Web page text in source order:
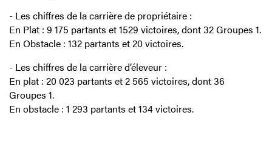
- Les chiffres de la carrière de propriétaire :
En Plat : 9 175 partants et 1529 victoires, dont 32 Groupes 1.
En Obstacle : 132 partants et 20 victoires.
- Les chiffres de la carrière d’éleveur :
En plat : 20 023 partants et 2 565 victoires, dont 36
Groupes 1.
En obstacle : 1 293 partants et 134 victoires.